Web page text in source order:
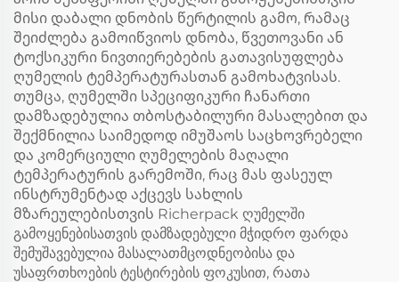
მისი დაბალი დნობის წერტილის გამო, რამაც
შეიძლება გამოიწვიოს დნობა, წვეთოვანი ან
ტოქსიკური ნივთიერებების გათავისუფლება
ღუმელის ტემპერატურასთან გამოხატვისას.
თუმცა, ღუმელში სპეციფიკური ჩანართი
დამზადებულია თბოსტაბილური მასალებით და
შექმნილია საიმედოდ იმუშაოს საცხოვრებელი
და კომერციული ღუმელების მაღალი
ტემპერატურის გარემოში, რაც მას ფასეულ
ინსტრუმენტად აქცევს სახლის
მზარეულებისთვის Richerpack ღუმელში
გამოყენებისათვის დამზადებული მჭიდრო ფარდა
შემუშავებულია მასალათმცოდნეობისა და
უსაფრთხოების ტესტირების ფოკუსით, რათა